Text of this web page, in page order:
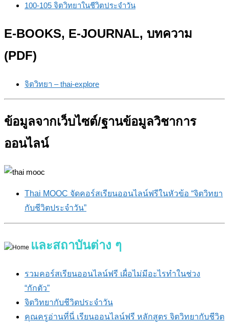
100-105 จิตวิทยาในชีวิตประจำวัน
E-BOOKS, E-JOURNAL, บทความ
(PDF)
จิตวิทยา – thai-explore
ข้อมูลจากเว็บไซต์/ฐานข้อมูลวิชาการ
ออนไลน์
Thai MOOC จัดคอร์สเรียนออนไลน์ฟรีในหัวข้อ “จิตวิทยา
กับชีวิตประจำวัน”
และสถาบันต่าง ๆ
รวมคอร์สเรียนออนไลน์ฟรี เผื่อไม่มีอะไรทำในช่วง
“กักตัว”
จิตวิทยากับชีวิตประจำวัน
คุณครูอ่านที่นี่ เรียนออนไลน์ฟรี หลักสูตร จิตวิทยากับชีวิต